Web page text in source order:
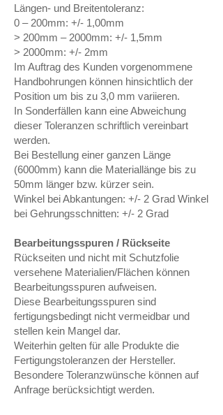
Längen- und Breitentoleranz:
0 – 200mm: +/- 1,00mm
> 200mm – 2000mm: +/- 1,5mm
> 2000mm: +/- 2mm
Im Auftrag des Kunden vorgenommene
Handbohrungen können hinsichtlich der
Position um bis zu 3,0 mm variieren.
In Sonderfällen kann eine Abweichung
dieser Toleranzen schriftlich vereinbart
werden.
Bei Bestellung einer ganzen Länge
(6000mm) kann die Materiallänge bis zu
50mm länger bzw. kürzer sein.
Winkel bei Abkantungen: +/- 2 Grad Winkel
bei Gehrungsschnitten: +/- 2 Grad
Bearbeitungsspuren / Rückseite
Rückseiten und nicht mit Schutzfolie
versehene Materialien/Flächen können
Bearbeitungsspuren aufweisen.
Diese Bearbeitungsspuren sind
fertigungsbedingt nicht vermeidbar und
stellen kein Mangel dar.
Weiterhin gelten für alle Produkte die
Fertigungstoleranzen der Hersteller.
Besondere Toleranzwünsche können auf
Anfrage berücksichtigt werden.